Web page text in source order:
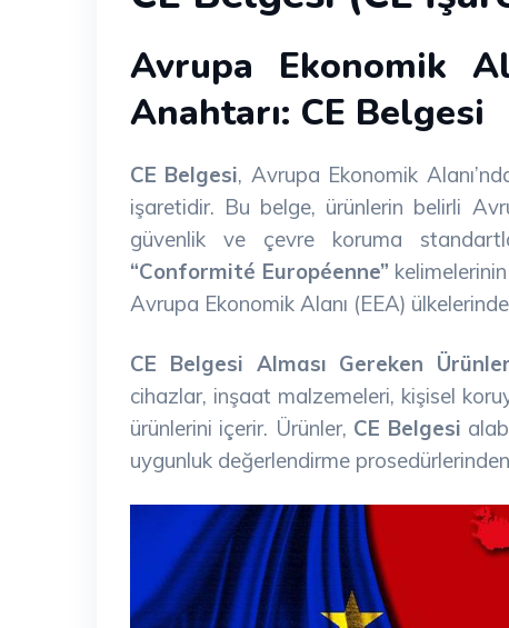
Avrupa Ekonomik
Anahtarı: CE Belgesi
CE Belgesi, Avrupa Ekonomik
işaretidir. Bu belge, ürünlerin belirli
güvenlik ve çevre koruma
“Conformité Européenne”
Avrupa Ekonomik Alanı (EEA)
CE Belgesi Alması Gereken Ürünler
cihazlar, inşaat malzemeleri, kişisel
ürünlerini içerir. Ürünler, CE Belgesi
uygunluk değerlendirme